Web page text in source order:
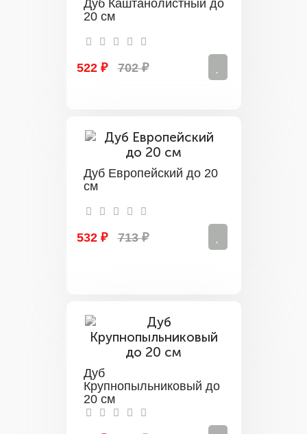
Дуб Каштанолистный до
20 см
522 ₽ 702 ₽
Дуб Европейский до 20
см
532 ₽ 713 ₽
Дуб
Крупнопыльниковый до
20 см